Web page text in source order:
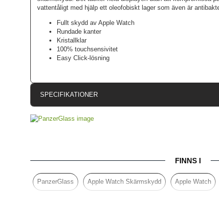
vattentåligt med hjälp ett oleofobiskt lager som även är
Fullt skydd av Apple Watch
Rundade kanter
Kristallklar
100% touchsensivitet
Easy Click-lösning
SPECIFIKATIONER
Egenskaper
Färg
Material
FINNS I
PanzerGlass Apple Watch Skärmskydd Apple Watch